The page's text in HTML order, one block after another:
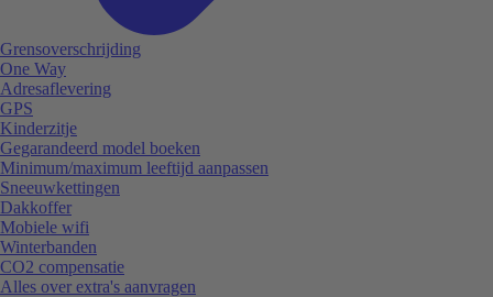
Grensoverschrijding
One Way
Adresaflevering
GPS
Kinderzitje
Gegarandeerd model boeken
Minimum/maximum leeftijd aanpassen
Sneeuwkettingen
Dakkoffer
Mobiele wifi
Winterbanden
CO2 compensatie
Alles over extra's aanvragen